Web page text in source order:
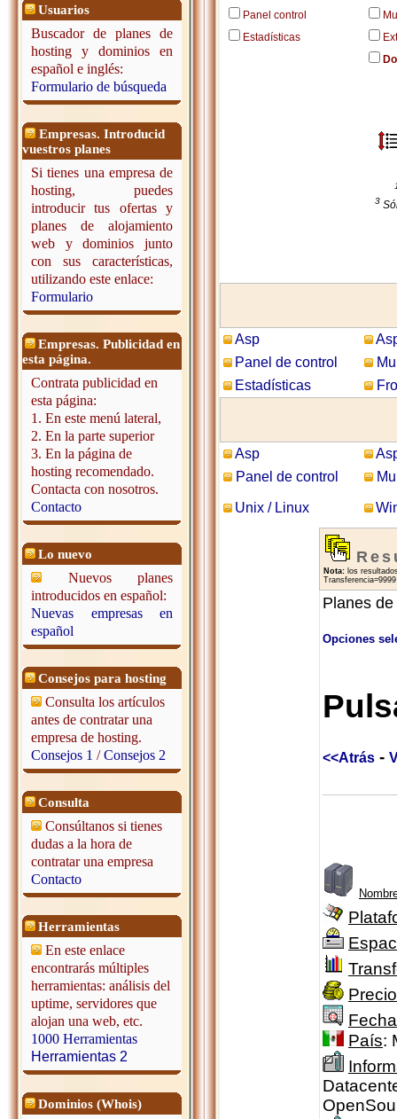
Usuarios
Buscador de planes de
hosting y dominios en
español e inglés:
Formulario de búsqueda
Empresas. Introducid
vuestros planes
Si tienes una empresa de
hosting, puedes
introducir tus ofertas y
planes de alojamiento
web y dominios junto
con sus características,
utilizando este enlace:
Formulario
Empresas. Publicidad en
esta página.
Contrata publicidad en
esta página:
1. En este menú lateral,
2. En la parte superior
3. En la página de
hosting recomendado.
Contacta con nosotros.
Contacto
Lo nuevo
Nuevos planes
introducidos en español:
Nuevas empresas en
español
Consejos para hosting
Consulta los artículos
antes de contratar una
empresa de hosting.
Consejos 1 /Consejos 2
Consulta
Consúltanos si tienes
dudas a la hora de
contratar una empresa
Contacto
Herramientas
En este enlace
encontrarás múltiples
herramientas: análisis del
uptime, servidores que
alojan una web, etc.
1000 Herramientas
Herramientas 2
Dominios (Whois)
Panel control
Estadísticas
3
Asp
Panel de control
Estadísticas
Asp
Panel de control
Unix / Linux
Nota: los
Planes
Opciones
<<Atrás -
Precio
País: